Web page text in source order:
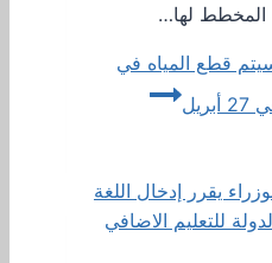
المخطط لها…
قطع المياه في